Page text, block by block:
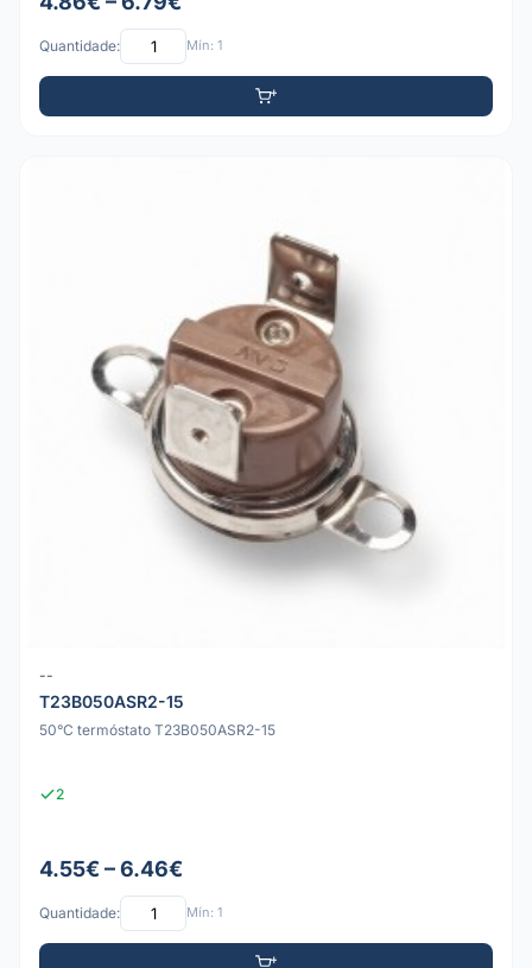
Quantidade: Mín: 1
--
T23B050ASR2-15
50°C termóstato T23B050ASR2-15
2
4.55€ – 6.46€
Quantidade: Mín: 1